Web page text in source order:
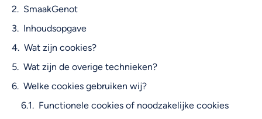
SmaakGenot
Inhoudsopgave
Wat zijn cookies?
Wat zijn de overige technieken?
Welke cookies gebruiken wij?
Functionele cookies of noodzakelijke cookies